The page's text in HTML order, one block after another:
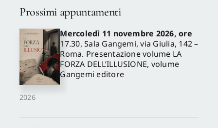
Prossimi appuntamenti
2026
Mercoledì 11 novembre 2026, ore
17.30, Sala Gangemi, via Giulia, 142 –
Roma. Presentazione volume LA
FORZA DELL’ILLUSIONE, volume
Gangemi editore